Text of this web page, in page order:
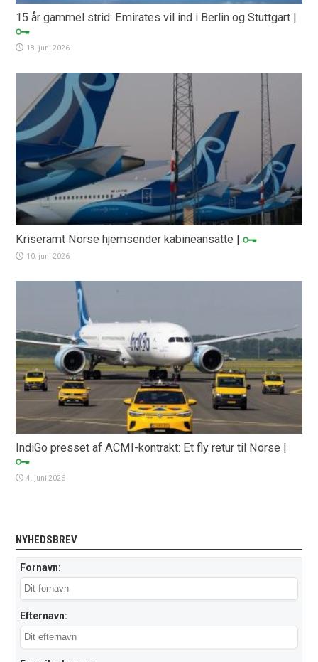
15 år gammel strid: Emirates vil ind i Berlin og Stuttgart |
18. juni 2026
Kriseramt Norse hjemsender kabineansatte |
10. juni 2026
IndiGo presset af ACMI-kontrakt: Et fly retur til Norse |
4. juni 2026
NYHEDSBREV
Fornavn:
Efternavn: